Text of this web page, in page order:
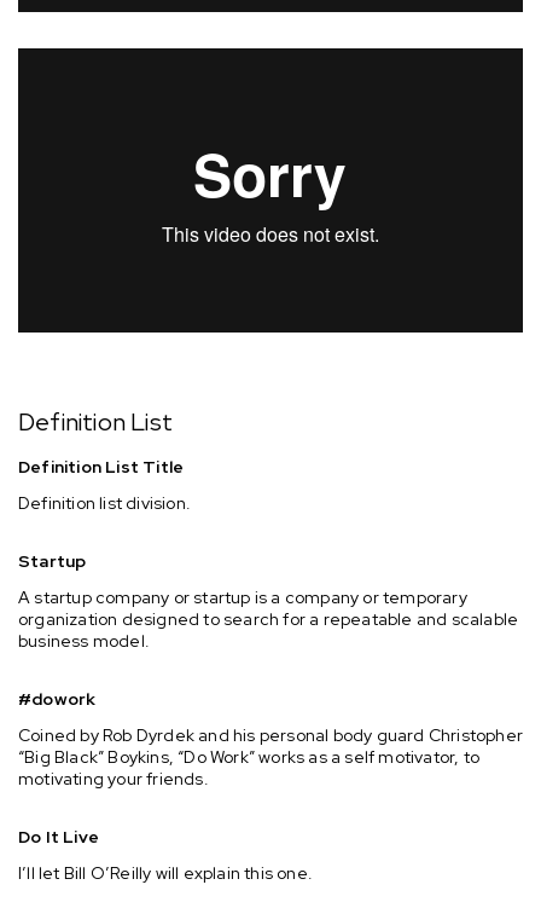
Definition List
Definition List Title
Definition list division.
Startup
A startup company or startup is a company or temporary
organization designed to search for a repeatable and scalable
business model.
#dowork
Coined by Rob Dyrdek and his personal body guard Christopher
“Big Black” Boykins, “Do Work” works as a self motivator, to
motivating your friends.
Do It Live
I’ll let Bill O’Reilly will explain this one.